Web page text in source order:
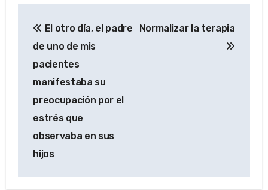
de
entradas
El otro día, el padre
de uno de mis
pacientes
manifestaba su
preocupación por el
estrés que
observaba en sus
hijos
Normalizar la terapia